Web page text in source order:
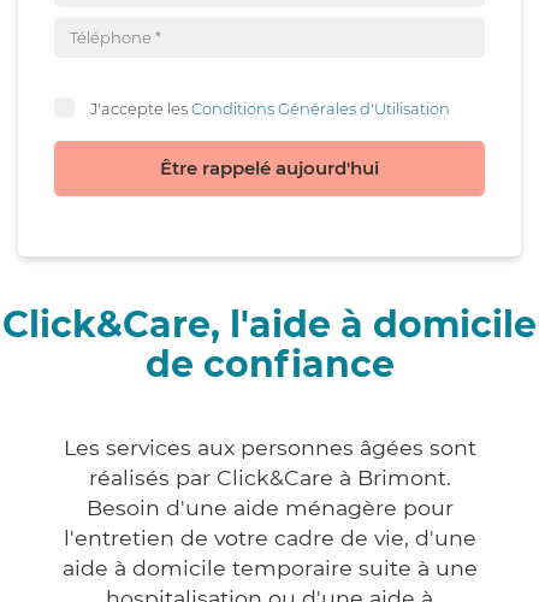
J'accepte lesConditions Générales d'Utilisation
Être rappelé aujourd'hui
Click&Care, l'aide à domicile
de confiance
Les services aux personnes âgées sont
réalisés par Click&Care à Brimont.
Besoin d'une aide ménagère pour
l'entretien de votre cadre de vie, d'une
aide à domicile temporaire suite à une